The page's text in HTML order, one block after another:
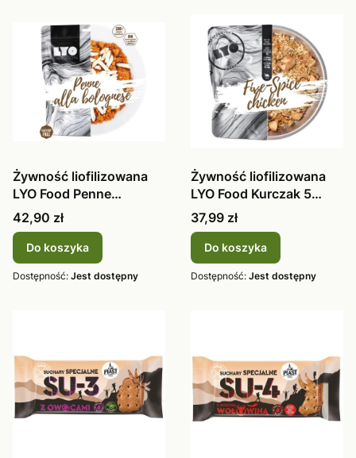
Żywność liofilizowana
LYO Food Penne
bolognese 370
Cena
42,90 zł
Do koszyka
Dostępność: Jest dostępny
Żywność liofilizowana
LYO Food Kurczak 5
smaków 37
Cena
37,99 zł
Do koszyka
Dostępność: Jest dostępny